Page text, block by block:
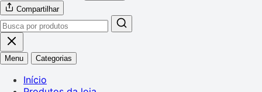
Compartilhar
Menu Categorias
Início